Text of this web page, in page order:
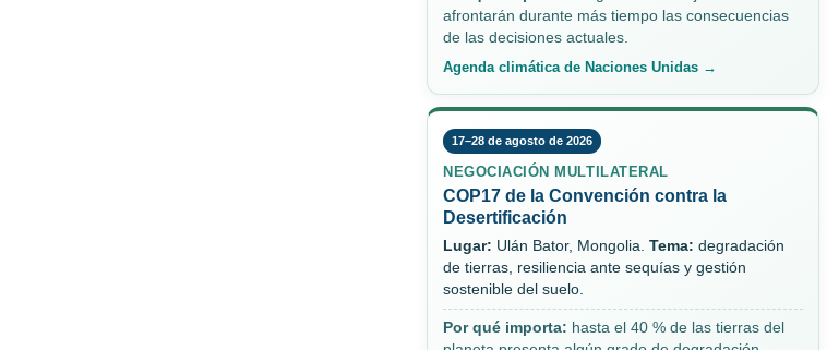
afrontarán durante más tiempo las consecuencias
de las decisiones actuales.
Agenda climática de Naciones Unidas →
17–28 de agosto de 2026
NEGOCIACIÓN MULTILATERAL
COP17 de la Convención contra la
Desertificación
Lugar: Ulán Bator, Mongolia. Tema: degradación
de tierras, resiliencia ante sequías y gestión
sostenible del suelo.
Por qué importa: hasta el 40 % de las tierras del